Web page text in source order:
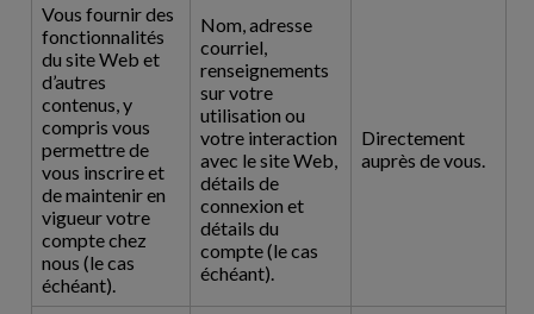
Vous fournir des
fonctionnalités
du site Web et
d’autres
contenus, y
compris vous
permettre de
vous inscrire et
de maintenir en
vigueur votre
compte chez
nous (le cas
échéant).
Nom, adresse
courriel,
renseignements
sur votre
utilisation ou
votre interaction
avec le site Web,
détails de
connexion et
détails du
compte (le cas
échéant).
Directement
auprès de vous.